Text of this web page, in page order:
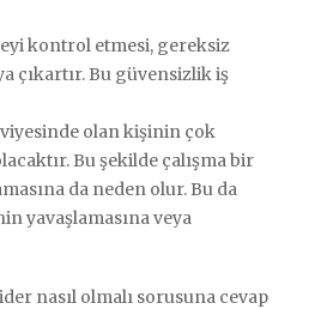
kontrol etmesi, gereksiz
çıkartır. Bu güvensizlik iş
olan kişinin çok
Bu şekilde çalışma bir
da neden olur. Bu da
yavaşlamasına veya
nasıl olmalı sorusuna cevap